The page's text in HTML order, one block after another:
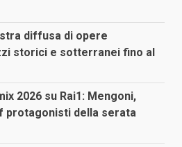
diffusa di opere
storici e sotterranei fino al
2026 su Rai1: Mengoni,
protagonisti della serata